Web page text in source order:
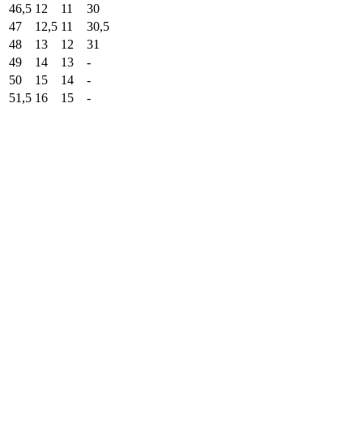
46,5 12 11
30
47
12,5 11
30,5
48
13 12
31
49
14 13
-
50
15 14
-
51,5 16 15 -